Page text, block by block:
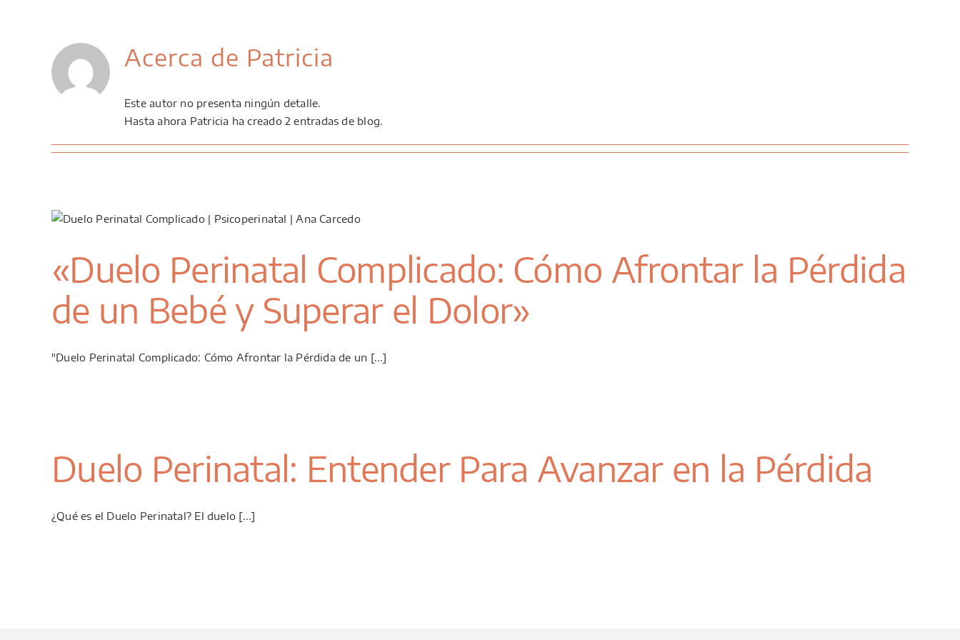
Acerca de Patricia
Este autor no presenta ningún detalle.
Hasta ahora Patricia ha creado 2 entradas de blog.
«Duelo Perinatal Complicado: Cómo Afrontar la Pérdida
de un Bebé y Superar el Dolor»
"Duelo Perinatal Complicado: Cómo Afrontar la Pérdida de un [...]
Duelo Perinatal: Entender Para Avanzar en la Pérdida
¿Qué es el Duelo Perinatal? El duelo [...]